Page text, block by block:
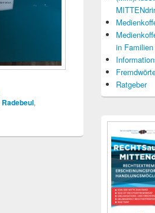
Radebeul,
in
Ratgeber